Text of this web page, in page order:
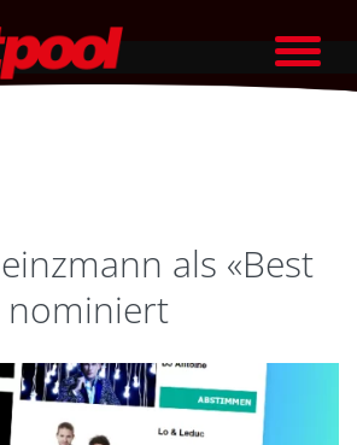
als «Best
nominiert